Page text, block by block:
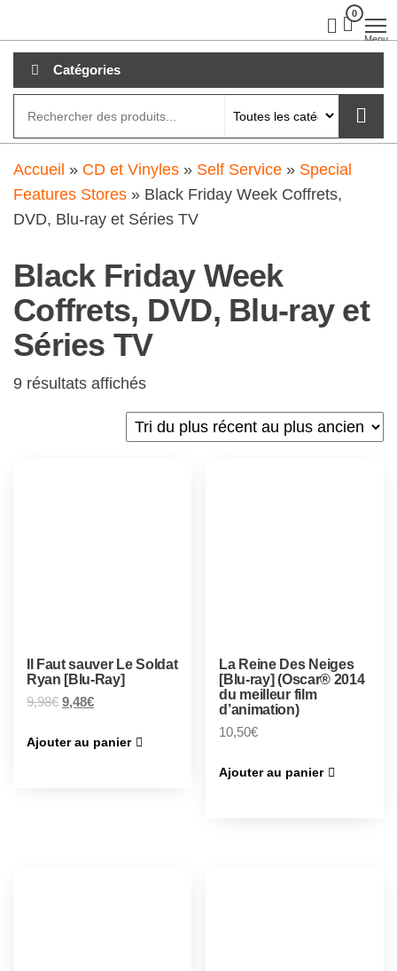
au
contenu
0
Menu
Catégories
Accueil » CD et Vinyles » Self Service » Special
Features Stores » Black Friday Week Coffrets,
DVD, Blu-ray et Séries TV
Black Friday Week
Coffrets, DVD, Blu-ray et
Séries TV
9 résultats affichés
Il Faut sauver Le Soldat
Ryan [Blu-Ray]
9,98€ 9,48€
Ajouter au panier
La Reine Des Neiges
[Blu-ray] (Oscar® 2014
du meilleur film
d’animation)
10,50€
Ajouter au panier